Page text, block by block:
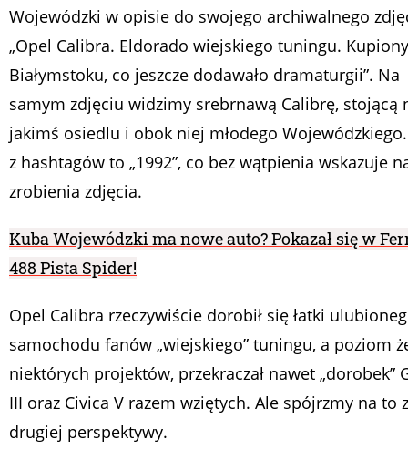
Wojewódzki w opisie do swojego archiwalnego
„Opel Calibra. Eldorado wiejskiego tuningu.
Białymstoku, co jeszcze dodawało dramaturgii”. Na
samym zdjęciu widzimy srebrnawą Calibrę, stojącą
jakimś osiedlu i obok niej młodego
z hashtagów to „1992”, co bez wątpienia wskazuje
zrobienia zdjęcia.
Kuba Wojewódzki ma nowe auto? Pokazał się w
488 Pista Spider!
Opel Calibra rzeczywiście dorobił się łatki
samochodu fanów „wiejskiego” tuningu, a poziom
niektórych projektów, przekraczał nawet „dorobek”
III oraz Civica V razem wziętych. Ale spójrzmy na to z
drugiej perspektywy.